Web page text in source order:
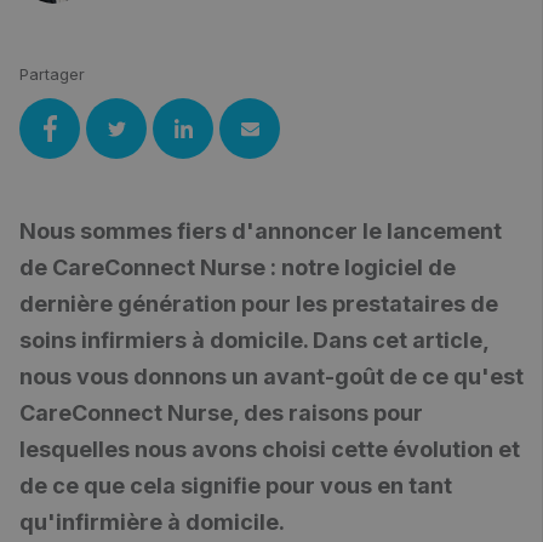
Partager
Nous sommes fiers d'annoncer le lancement
de CareConnect Nurse : notre logiciel de
dernière génération pour les prestataires de
soins infirmiers à domicile. Dans cet article,
nous vous donnons un avant-goût de ce qu'est
CareConnect Nurse, des raisons pour
lesquelles nous avons choisi cette évolution et
de ce que cela signifie pour vous en tant
qu'infirmière à domicile.